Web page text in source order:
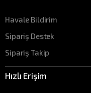
Havale Bildirim
Sipariş Destek
Sipariş Takip
Hızlı Erişim